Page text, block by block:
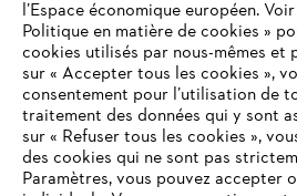
Contact
Politique de protection des données
VOTRE NAVIGATEUR
N'EST PLUS PRIS EN
l’Espace économique européen.
Politique en matière de cookies »
cookies utilisés par nous-mêmes et
sur « Accepter tous les cookies »,
consentement pour l’utilisation de
traitement des données qui y sont
sur « Refuser tous les cookies »,
des cookies qui ne sont pas
Paramètres, vous pouvez accepter